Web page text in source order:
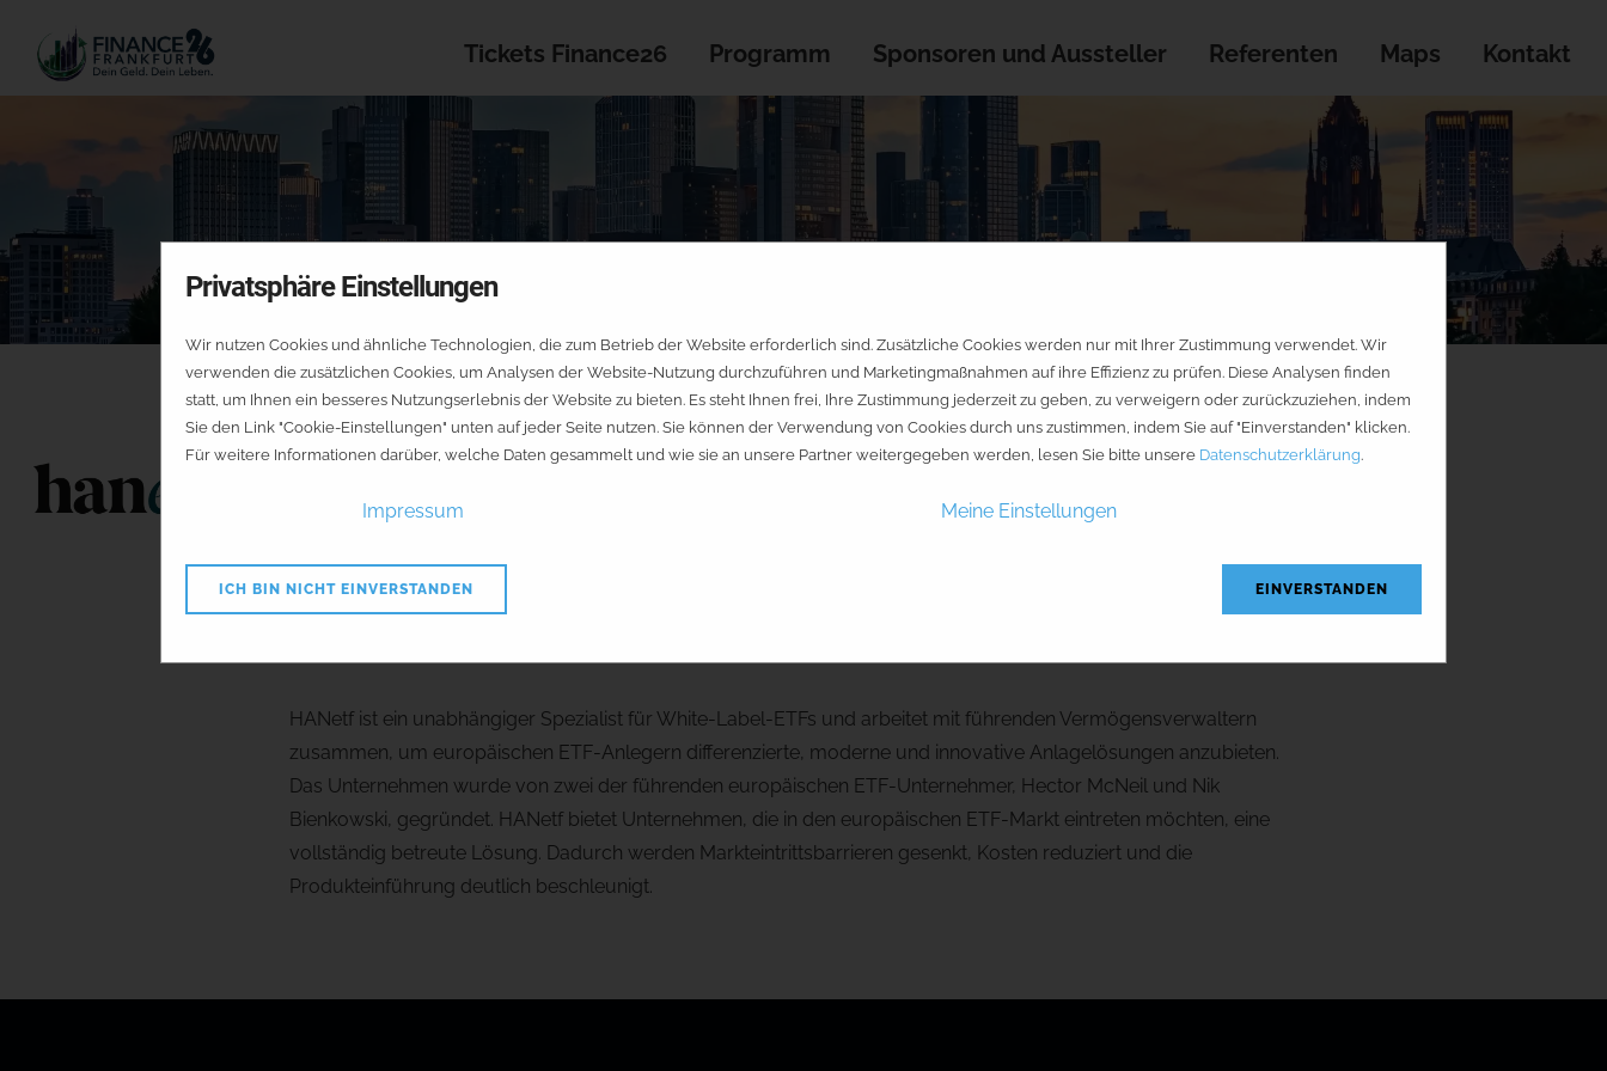
Tickets Finance26 Programm Sponsoren und Aussteller Referenten Maps Kontakt
ETF-Park
HANetf Ltd
HANetf ist ein unabhängiger Spezialist für White-Label-ETFs und arbeitet mit führenden Vermögensverwaltern
zusammen, um europäischen ETF-Anlegern differenzierte, moderne und innovative Anlagelösungen anzubieten.
Das Unternehmen wurde von zwei der führenden europäischen ETF-Unternehmer, Hector McNeil und Nik
Bienkowski, gegründet. HANetf bietet Unternehmen, die in den europäischen ETF-Markt eintreten möchten, eine
vollständig betreute Lösung. Dadurch werden Markteintrittsbarrieren gesenkt, Kosten reduziert und die
Produkteinführung deutlich beschleunigt.
Privatsphäre Einstellungen
Wir nutzen Cookies und ähnliche Technologien, die zum Betrieb der Website erforderlich sind. Zusätzliche Cookies werden nur mit Ihrer Zustimmung verwendet. Wir
verwenden die zusätzlichen Cookies, um Analysen der Website-Nutzung durchzuführen und Marketingmaßnahmen auf ihre Effizienz zu prüfen. Diese Analysen finden
statt, um Ihnen ein besseres Nutzungserlebnis der Website zu bieten. Es steht Ihnen frei, Ihre Zustimmung jederzeit zu geben, zu verweigern oder zurückzuziehen, indem
Sie den Link "Cookie-Einstellungen" unten auf jeder Seite nutzen. Sie können der Verwendung von Cookies durch uns zustimmen, indem Sie auf "Einverstanden" klicken.
Für weitere Informationen darüber, welche Daten gesammelt und wie sie an unsere Partner weitergegeben werden, lesen Sie bitte unsere Datenschutzerklärung.
Impressum Meine Einstellungen
ICH BIN NICHT EINVERSTANDEN EINVERSTANDEN